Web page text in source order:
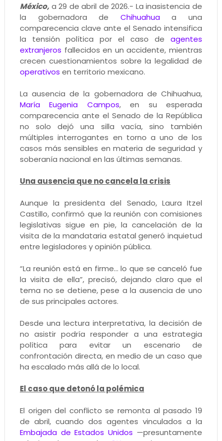
México,a 29 de abril de 2026.- La inasistencia de
la gobernadora de Chihuahuaa una
comparecencia clave ante el Senado intensifica
la tensión política por el caso deagentes
extranjeros fallecidos en un accidente, mientras
crecen cuestionamientos sobre la legalidad de
operativos en territorio mexicano.
La ausencia de la gobernadora de Chihuahua,
María Eugenia Campos, en su esperada
comparecencia ante el Senado de la República
no solo dejó una silla vacía, sino también
múltiples interrogantes en torno a uno de los
casos más sensibles en materia de seguridad y
soberanía nacional en las últimas semanas.
Una ausencia que no cancela la crisis
Aunque la presidenta del Senado, Laura Itzel
Castillo, confirmó que la reunión con comisiones
legislativas sigue en pie, la cancelación de la
visita de la mandataria estatal generó inquietud
entre legisladores y opinión pública.
“La reunión está en firme… lo que se canceló fue
la visita de ella”, precisó, dejando claro que el
tema no se detiene, pese a la ausencia de uno
de sus principales actores.
Desde una lectura interpretativa, la decisión de
no asistir podría responder a una estrategia
política para evitar un escenario de
confrontación directa, en medio de un caso que
ha escalado más allá de lo local.
El caso que detonó la polémica
El origen del conflicto se remonta al pasado 19
de abril, cuando dos agentes vinculados a la
Embajada de Estados Unidos —presuntamente